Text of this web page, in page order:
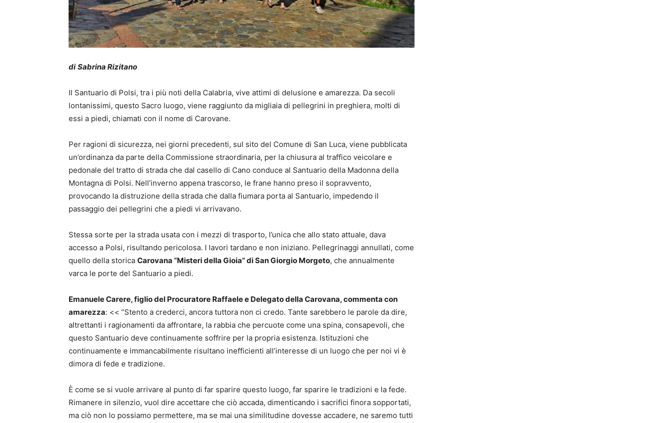
di Sabrina Rizitano
Il Santuario di Polsi, tra i più noti della Calabria, vive attimi di delusione e amarezza. Da secoli
lontanissimi, questo Sacro luogo, viene raggiunto da migliaia di pellegrini in preghiera, molti di
essi a piedi, chiamati con il nome di Carovane.
Per ragioni di sicurezza, nei giorni precedenti, sul sito del Comune di San Luca, viene pubblicata
un’ordinanza da parte della Commissione straordinaria, per la chiusura al traffico veicolare e
pedonale del tratto di strada che dal casello di Cano conduce al Santuario della Madonna della
Montagna di Polsi. Nell’inverno appena trascorso, le frane hanno preso il sopravvento,
provocando la distruzione della strada che dalla fiumara porta al Santuario, impedendo il
passaggio dei pellegrini che a piedi vi arrivavano.
Stessa sorte per la strada usata con i mezzi di trasporto, l’unica che allo stato attuale, dava
accesso a Polsi, risultando pericolosa. I lavori tardano e non iniziano. Pellegrinaggi annullati, come
quello della storica Carovana “Misteri della Gioia” di San Giorgio Morgeto, che annualmente
varca le porte del Santuario a piedi.
Emanuele Carere, figlio del Procuratore Raffaele e Delegato della Carovana, commenta con
amarezza: << “Stento a crederci, ancora tuttora non ci credo. Tante sarebbero le parole da dire,
altrettanti i ragionamenti da affrontare, la rabbia che percuote come una spina, consapevoli, che
questo Santuario deve continuamente soffrire per la propria esistenza. Istituzioni che
continuamente e immancabilmente risultano inefficienti all’interesse di un luogo che per noi vi è
dimora di fede e tradizione.
È come se si vuole arrivare al punto di far sparire questo luogo, far sparire le tradizioni e la fede.
Rimanere in silenzio, vuol dire accettare che ciò accada, dimenticando i sacrifici finora sopportati,
ma ciò non lo possiamo permettere, ma se mai una similitudine dovesse accadere, ne saremo tutti